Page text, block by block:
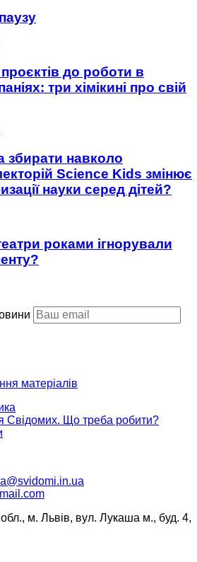
до роботи в
три хімікині про свій
збирати навколо
Science Kids змінює
науки серед дітей?
роками ігнорували
матеріалів
Свідомих. Що треба робити?
м. Львів, вул. Лукаша м., буд. 4,